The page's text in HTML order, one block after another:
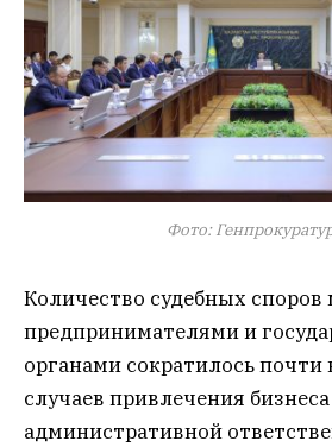
Фото:
Количество судебных
предпринимателями и
органами сократилось почти
случаев привлечения
административной